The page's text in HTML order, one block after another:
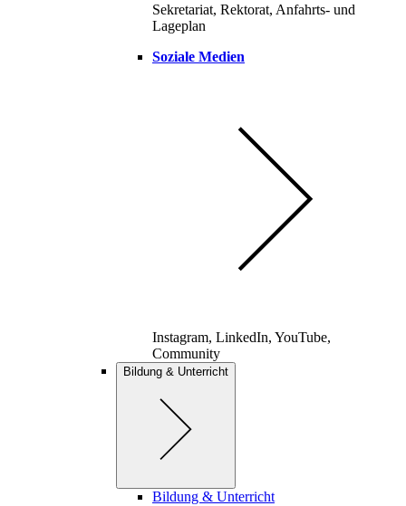
Sekretariat, Rektorat, Anfahrts- und
Lageplan
Soziale Medien
Instagram, LinkedIn, YouTube,
Community
Bildung & Unterricht
Bildung & Unterricht